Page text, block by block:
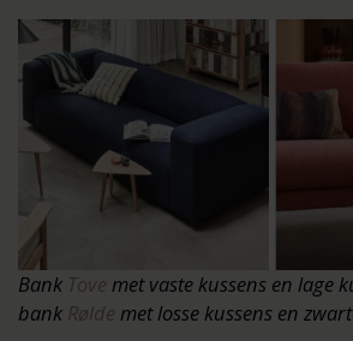
Bank Tove met vaste kussens en lage
bank Rølde met losse kussens en